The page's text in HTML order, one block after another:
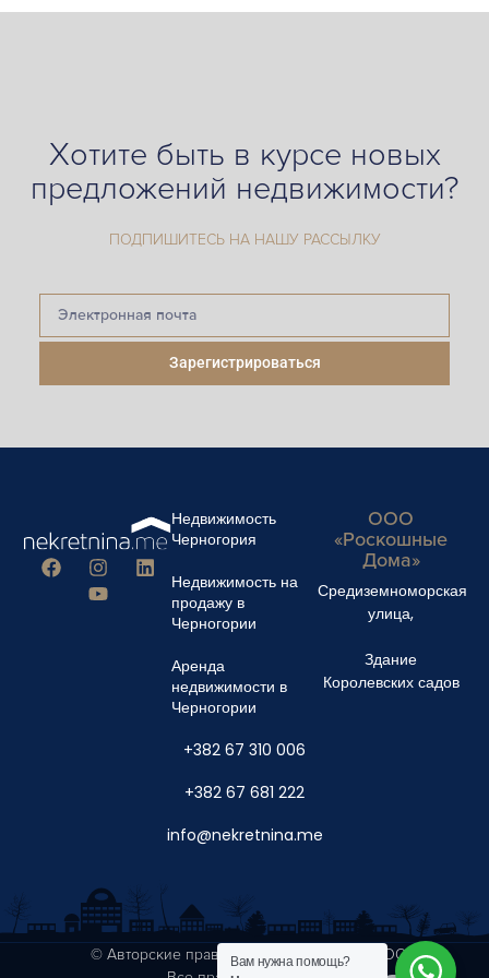
Хотите быть в курсе новых
предложений недвижимости?
ПОДПИШИТЕСЬ НА НАШУ РАССЫЛКУ
Зарегистрироваться
Недвижимость
Черногория
Недвижимость на
продажу в
Черногории
Аренда
недвижимости в
Черногории
+382 67 310 006
+382 67 681 222
info@nekretnina.me
ООО
«Роскошные
Дома»
Средиземноморская
улица,
Здание
Королевских садов
© Авторские права 2024 Luxury Homes DOO
Вам нужна помощь?